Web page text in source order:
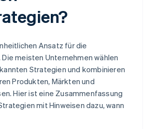
Ansatz für die
meisten Unternehmen wählen
Strategien und kombinieren
Produkten, Märkten und
Hier ist eine Zusammenfassung
mit Hinweisen dazu, wann